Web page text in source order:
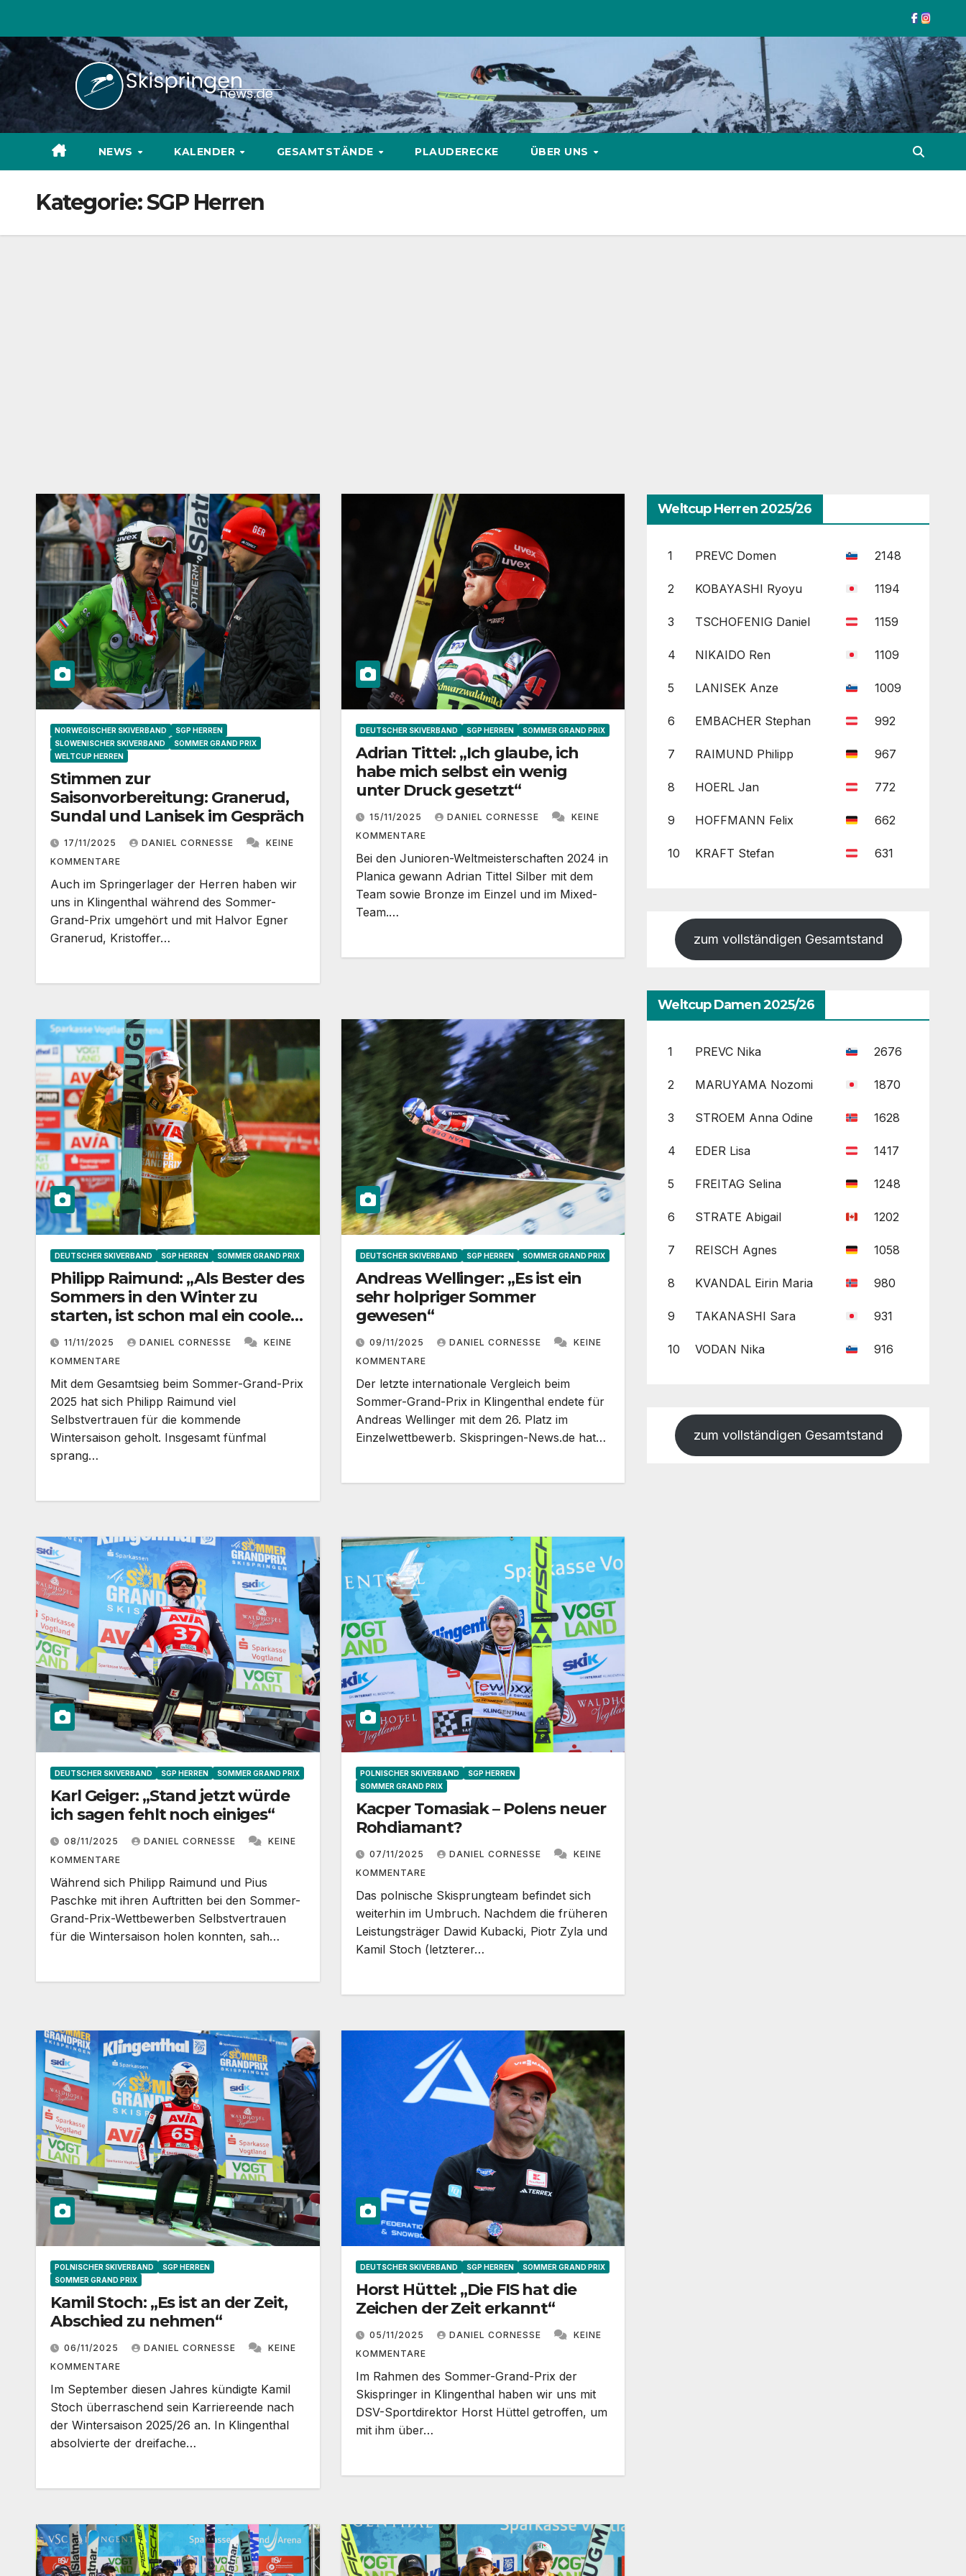
springen
NEWS KALENDER GESAMTSTÄNDE PLAUDERECKE ÜBER UNS
Kategorie:SGP Herren
NORWEGISCHER SKIVERBAND
SGP HERREN
SLOWENISCHER SKIVERBAND
SOMMER GRAND PRIX
WELTCUP HERREN
Stimmen zur
Saisonvorbereitung: Granerud,
Sundal und Lanisek im Gespräch
17/11/2025 DANIEL CORNESSE
KEINE
KOMMENTARE
Auch im Springerlager der Herren haben wir
uns in Klingenthal während des Sommer-
Grand-Prix umgehört und mit Halvor Egner
Granerud, Kristoffer…
DEUTSCHER SKIVERBAND SGP HERREN SOMMER GRAND PRIX
Adrian Tittel: „Ich glaube, ich
habe mich selbst ein wenig
unter Druck gesetzt“
15/11/2025 DANIEL CORNESSE
KEINE
KOMMENTARE
Bei den Junioren-Weltmeisterschaften 2024 in
Planica gewann Adrian Tittel Silber mit dem
Team sowie Bronze im Einzel und im Mixed-
Team.…
DEUTSCHER SKIVERBAND SGP HERREN SOMMER GRAND PRIX
Philipp Raimund: „Als Bester des
Sommers in den Winter zu
starten, ist schon mal ein cooles
Gefühl“
11/11/2025 DANIEL CORNESSE
KEINE
KOMMENTARE
Mit dem Gesamtsieg beim Sommer-Grand-Prix
2025 hat sich Philipp Raimund viel
Selbstvertrauen für die kommende
Wintersaison geholt. Insgesamt fünfmal
sprang…
DEUTSCHER SKIVERBAND SGP HERREN SOMMER GRAND PRIX
Andreas Wellinger: „Es ist ein
sehr holpriger Sommer
gewesen“
09/11/2025 DANIEL CORNESSE
KEINE
KOMMENTARE
Der letzte internationale Vergleich beim
Sommer-Grand-Prix in Klingenthal endete für
Andreas Wellinger mit dem 26. Platz im
Einzelwettbewerb. Skispringen-News.de hat…
DEUTSCHER SKIVERBAND SGP HERREN SOMMER GRAND PRIX
Karl Geiger: „Stand jetzt würde
ich sagen fehlt noch einiges“
08/11/2025 DANIEL CORNESSE
KEINE
KOMMENTARE
Während sich Philipp Raimund und Pius
Paschke mit ihren Auftritten bei den Sommer-
Grand-Prix-Wettbewerben Selbstvertrauen
für die Wintersaison holen konnten, sah…
POLNISCHER SKIVERBAND
SGP HERREN
SOMMER GRAND PRIX
Kacper Tomasiak – Polens neuer
Rohdiamant?
07/11/2025 DANIEL CORNESSE
KEINE
KOMMENTARE
Das polnische Skisprungteam befindet sich
weiterhin im Umbruch. Nachdem die früheren
Leistungsträger Dawid Kubacki, Piotr Zyla und
Kamil Stoch (letzterer…
POLNISCHER SKIVERBAND
SGP HERREN
SOMMER GRAND PRIX
Kamil Stoch: „Es ist an der Zeit,
Abschied zu nehmen“
06/11/2025 DANIEL CORNESSE
KEINE
KOMMENTARE
Im September diesen Jahres kündigte Kamil
Stoch überraschend sein Karriereende nach
der Wintersaison 2025/26 an. In Klingenthal
absolvierte der dreifache…
DEUTSCHER SKIVERBAND SGP HERREN SOMMER GRAND PRIX
Horst Hüttel: „Die FIS hat die
Zeichen der Zeit erkannt“
05/11/2025 DANIEL CORNESSE
KEINE
KOMMENTARE
Im Rahmen des Sommer-Grand-Prix der
Skispringer in Klingenthal haben wir uns mit
DSV-Sportdirektor Horst Hüttel getroffen, um
mit ihm über…
Weltcup Herren 2025/26
1 PREVC Domen 2148
2 KOBAYASHI Ryoyu 1194
3 TSCHOFENIG Daniel 1159
4 NIKAIDO Ren 1109
5 LANISEK Anze 1009
6 EMBACHER Stephan 992
7 RAIMUND Philipp 967
8 HOERL Jan 772
9 HOFFMANN Felix 662
10 KRAFT Stefan 631
zum vollständigen Gesamtstand
Weltcup Damen 2025/26
1 PREVC Nika 2676
2 MARUYAMA Nozomi 1870
3 STROEM Anna Odine 1628
4 EDER Lisa 1417
5 FREITAG Selina 1248
6 STRATE Abigail 1202
7 REISCH Agnes 1058
8 KVANDAL Eirin Maria 980
9 TAKANASHI Sara 931
10 VODAN Nika 916
zum vollständigen Gesamtstand